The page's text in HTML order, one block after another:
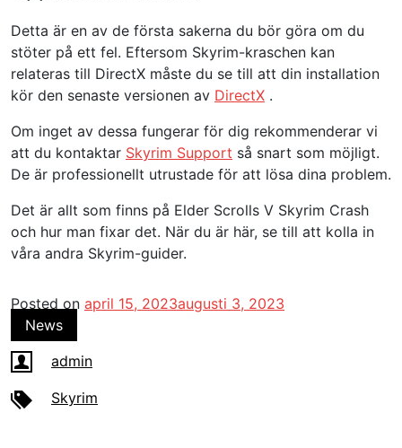
Detta är en av de första sakerna du bör göra om du
stöter på ett fel. Eftersom Skyrim-kraschen kan
relateras till DirectX måste du se till att din installation
kör den senaste versionen av DirectX .
Om inget av dessa fungerar för dig rekommenderar vi
att du kontaktar Skyrim Support så snart som möjligt.
De är professionellt utrustade för att lösa dina problem.
Det är allt som finns på Elder Scrolls V Skyrim Crash
och hur man fixar det. När du är här, se till att kolla in
våra andra Skyrim-guider.
Posted on april 15, 2023augusti 3, 2023
News
admin
Skyrim